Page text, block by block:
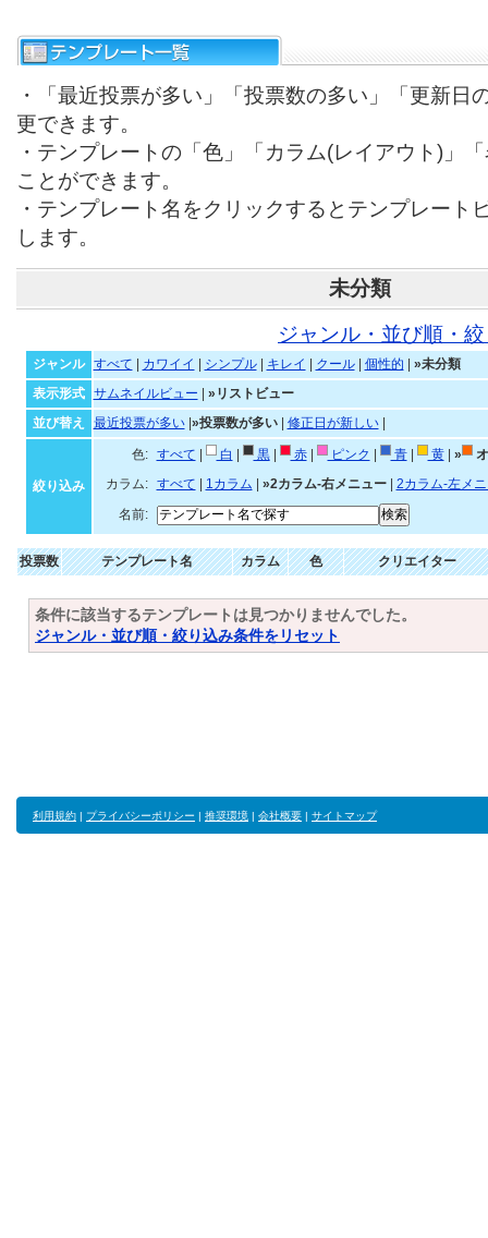
・「最近投票が多い」「投票数の多い」「更新日
更できます。
・テンプレートの「色」「カラム(レイアウト)」
ことができます。
・テンプレート名をクリックするとテンプレート
します。
未分類
ジャンル・並び順・
ジャンル すべて カワイイ シンプル| キレイ クール| 個性的
»未分類
表示形式
サムネイルビュー
»リストビュー
並び替え
最近投票が多い| »投票数が多い| 修正日が新しい|
絞り込み
色: すべて 白 黒| 赤| ピンク 青| 黄| »
カラム:
すべて 1カラム »2カラム-右メニュー| 2カラム-左メ
名前:
投票数 テンプレート名 カラム 色 クリエイター
条件に該当するテンプレートは見つかりませんでした。
ジャンル・並び順・絞り込み条件をリセット
利用規約 | プライバシーポリシー | 推奨環境 | 会社概要 | サイトマップ